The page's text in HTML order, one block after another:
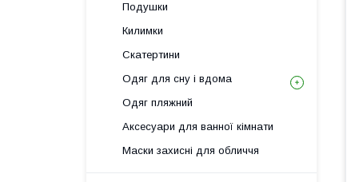
Подушки
Килимки
Скатертини
Одяг для сну і вдома
Одяг пляжний
Аксесуари для ванної кімнати
Маски захисні для обличчя